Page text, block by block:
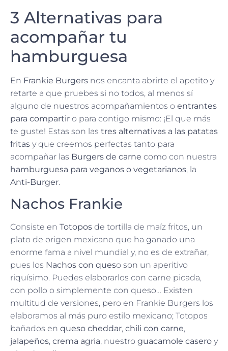
3 Alternativas para
acompañar tu
hamburguesa
En Frankie Burgers nos encanta abrirte el apetito y
retarte a que pruebes si no todos, al menos sí
alguno de nuestros acompañamientos o entrantes
para compartir o para contigo mismo: ¡El que más
te guste! Estas son las tres alternativas a las patatas
fritas y que creemos perfectas tanto para
acompañar las Burgers de carne como con nuestra
hamburguesa para veganos o vegetarianos, la
Anti-Burger.
Nachos Frankie
Consiste en Totopos de tortilla de maíz fritos, un
plato de origen mexicano que ha ganado una
enorme fama a nivel mundial y, no es de extrañar,
pues los Nachos con queso son un aperitivo
riquísimo. Puedes elaborarlos con carne picada,
con pollo o simplemente con queso… Existen
multitud de versiones, pero en Frankie Burgers los
elaboramos al más puro estilo mexicano; Totopos
bañados en queso cheddar, chili con carne,
jalapeños, crema agria, nuestro guacamole casero y